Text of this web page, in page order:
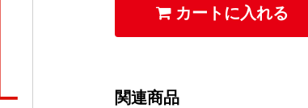
クロネコ延長保証 プレ
けます。
カートに入れる
関連商品